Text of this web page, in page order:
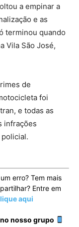
a empinar a
e as
terminou quando
Vila São José,
de
foi
e todas as
infrações
erro? Tem mais
Entre em
aqui
nosso grupo